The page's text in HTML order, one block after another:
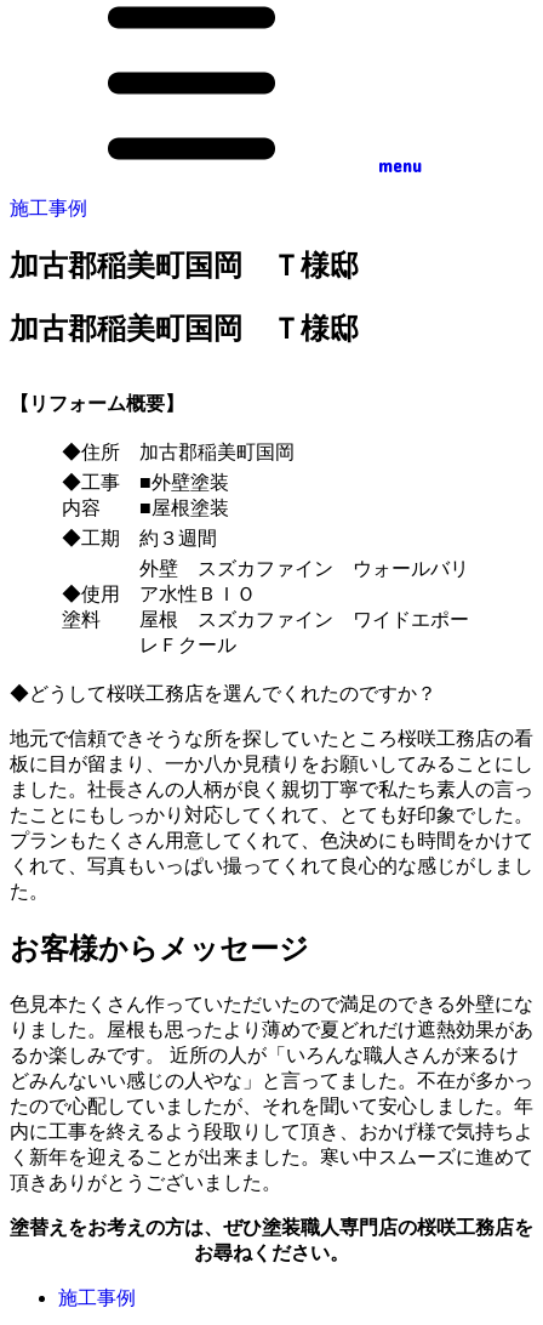
menu
施工事例
加古郡稲美町国岡 Ｔ様邸
加古郡稲美町国岡 Ｔ様邸
【リフォーム概要】
◆住所
加古郡稲美町国岡
◆工事
内容
■外壁塗装
■屋根塗装
◆工期
約３週間
◆使用
塗料
外壁 スズカファイン ウォールバリ
ア水性ＢＩＯ
屋根 スズカファイン ワイドエポー
レＦクール
◆どうして桜咲工務店を選んでくれたのですか？
地元で信頼できそうな所を探していたところ桜咲工務店の看
板に目が留まり、一か八か見積りをお願いしてみることにし
ました。社長さんの人柄が良く親切丁寧で私たち素人の言っ
たことにもしっかり対応してくれて、とても好印象でした。
プランもたくさん用意してくれて、色決めにも時間をかけて
くれて、写真もいっぱい撮ってくれて良心的な感じがしまし
た。
お客様からメッセージ
色見本たくさん作っていただいたので満足のできる外壁にな
りました。屋根も思ったより薄めで夏どれだけ遮熱効果があ
るか楽しみです。 近所の人が「いろんな職人さんが来るけ
どみんないい感じの人やな」と言ってました。不在が多かっ
たので心配していましたが、それを聞いて安心しました。年
内に工事を終えるよう段取りして頂き、おかげ様で気持ちよ
く新年を迎えることが出来ました。寒い中スムーズに進めて
頂きありがとうございました。
塗替えをお考えの方は、ぜひ塗装職人専門店の桜咲工務店を
お尋ねください。
施工事例